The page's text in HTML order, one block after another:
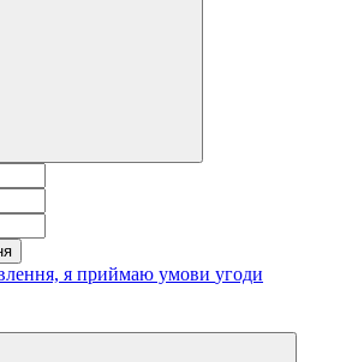
я приймаю умови угоди